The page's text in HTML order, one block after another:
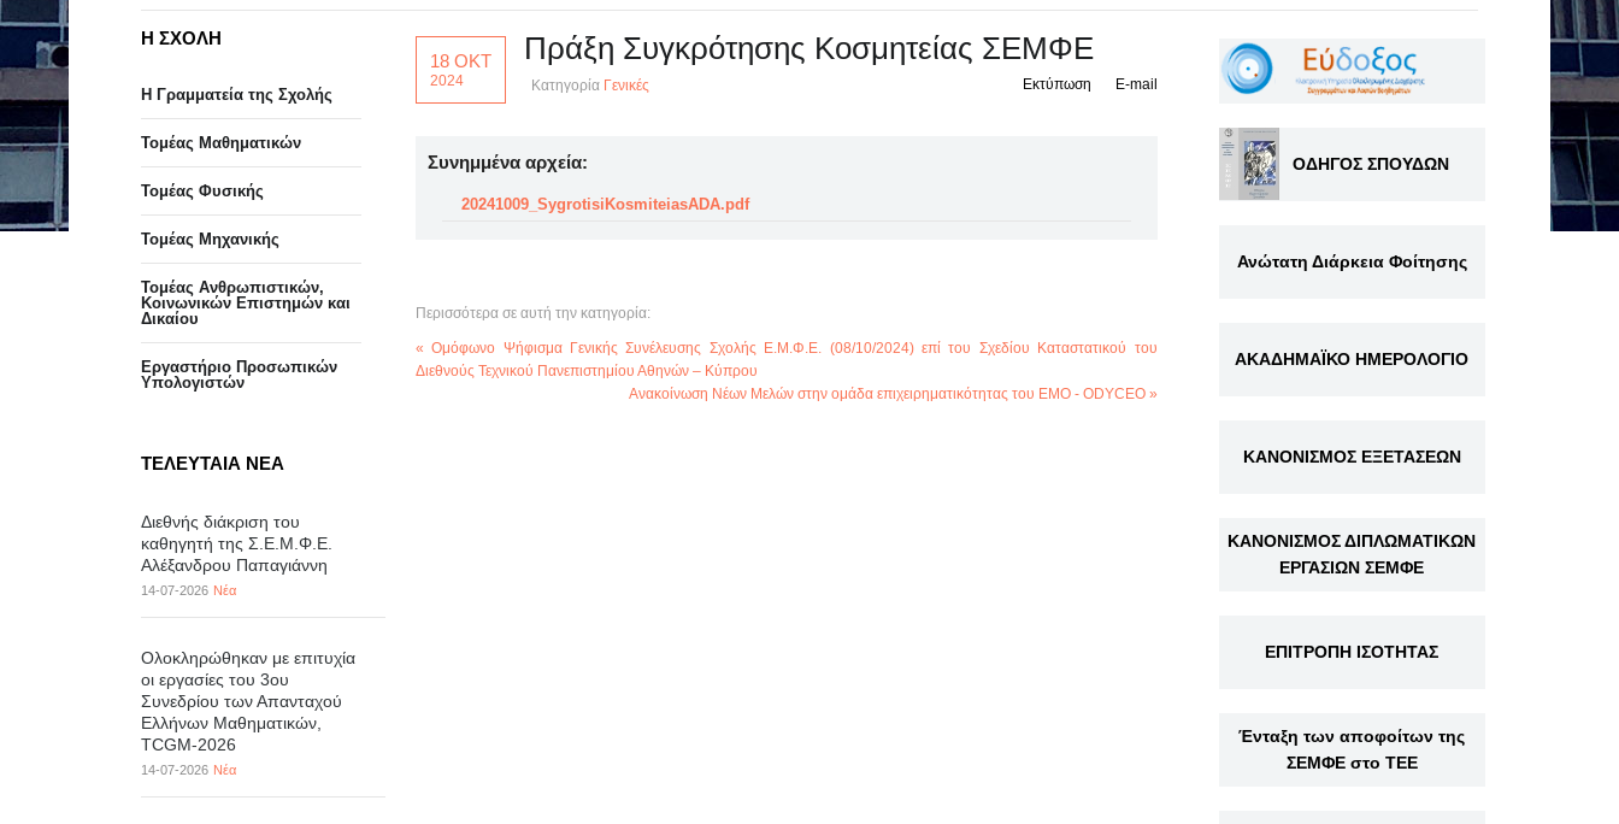
18 ΟΚΤ
2024
Πράξη Συγκρότησης Κοσμητείας ΣΕΜΦΕ
Κατηγορία Γενικές E-mail
Εκτύπωση
Συνημμένα αρχεία:
20241009_SygrotisiKosmiteiasADA.pdf
Περισσότερα σε αυτή την κατηγορία:
« Ομόφωνο Ψήφισμα Γενικής Συνέλευσης Σχολής Ε.Μ.Φ.Ε. (08/10/2024) επί του Σχεδίου Καταστατικού του
Διεθνούς Τεχνικού Πανεπιστημίου Αθηνών – Κύπρου
Ανακοίνωση Νέων Μελών στην ομάδα επιχειρηματικότητας του ΕΜΟ - ODYCEO »
Η ΣΧΟΛΗ
Η Γραμματεία της Σχολής
Τομέας Μαθηματικών
Τομέας Φυσικής
Τομέας Μηχανικής
Τομέας Ανθρωπιστικών,
Κοινωνικών Επιστημών και
Δικαίου
Eργαστήριo Προσωπικών
Υπολογιστών
ΤΕΛΕΥΤΑΙΑ ΝΕΑ
Διεθνής διάκριση του
καθηγητή της Σ.Ε.Μ.Φ.Ε.
Αλέξανδρου Παπαγιάννη
14-07-2026 Νέα
Ολοκληρώθηκαν με επιτυχία
οι εργασίες του 3ου
Συνεδρίου των Απανταχού
Ελλήνων Μαθηματικών,
TCGM-2026
14-07-2026 Νέα
ΟΔΗΓΟΣ ΣΠΟΥΔΩΝ
Ανώτατη Διάρκεια Φοίτησης
ΑΚΑΔΗΜΑΪΚΟ ΗΜΕΡΟΛΟΓΙΟ
ΚΑΝΟΝΙΣΜΟΣ ΕΞΕΤΑΣΕΩΝ
ΚΑΝΟΝΙΣΜΟΣ ΔΙΠΛΩΜΑΤΙΚΩΝ
ΕΡΓΑΣΙΩΝ ΣΕΜΦΕ
ΕΠΙΤΡΟΠΗ ΙΣΟΤΗΤΑΣ
Ένταξη των αποφοίτων της
ΣΕΜΦΕ στο ΤΕΕ